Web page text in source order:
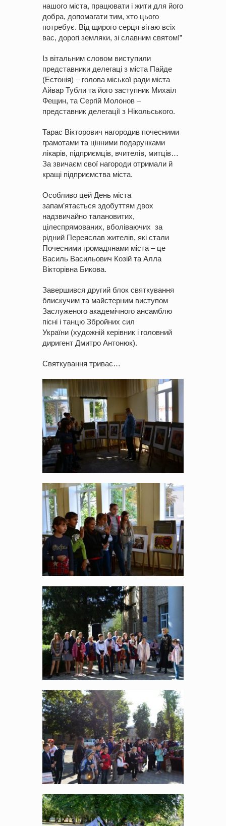
нашого міста, працювати і жити для його
добра, допомагати тим, хто цього
потребує. Від щирого серця вітаю всіх
вас, дорогі земляки, зі славним святом!”
Із вітальним словом виступили
представники делегаці з міста Пайде
(Естонія) – голова міської ради міста
Айвар Тубли та його заступник Михаїл
Фещин, та Сергій Молонов –
представник делегації з Нікольського.
Тарас Вікторович нагородив почесними
грамотами та цінними подарунками
лікарів, підприємців, вчителів, митців…
За звичаєм свої нагороди отримали й
кращі підприємства міста.
Особливо цей День міста
запам’ятається здобуттям двох
надзвичайно талановитих,
цілеспрямованих, вболіваючих за
рідний Переяслав жителів, які стали
Почесними громадянами міста – це
Василь Васильович Козій та Алла
Вікторівна Бикова.
Завершився другий блок святкування
блискучим та майстерним виступом
Заслуженого академічного ансамблю
пісні і танцю Збройних сил
України (художній керівник і головний
диригент Дмитро Антонюк).
Святкування триває…